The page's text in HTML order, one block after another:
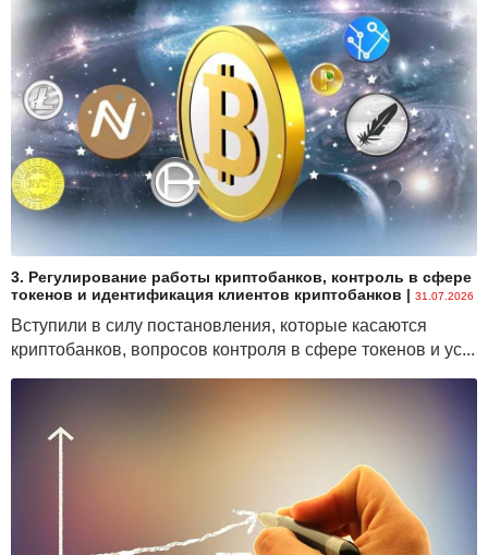
3. Регулирование работы криптобанков, контроль в сфере
токенов и идентификация клиентов криптобанков | 31.07.2026
Вступили в силу постановления, которые касаются
криптобанков, вопросов контроля в сфере токенов и ус...